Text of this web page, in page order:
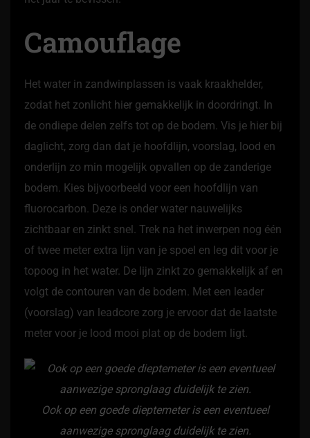
Camouflage
Het water in zandwinplassen is vaak kraakhelder,
zodat het zonlicht hier gemakkelijk in doordringt. In
de ondiepe delen zelfs tot op de bodem. Vis je hier bij
daglicht, zorg dan dat je hoofdlijn, voorslag, lood en
onderlijn zo min mogelijk opvallen op de zanderige
bodem. Kies bijvoorbeeld voor een hoofdlijn van
fluorocarbon. Deze is onder water nauwelijks
zichtbaar en zinkt snel. Trek na het inwerpen nog één
of twee meter extra lijn van je spoel en leg dit voor je
topoog in het water. De lijn zinkt zo gemakkelijk af en
volgt de contouren van de bodem. Met een leader
(voorslag) van leadcore zorg je ervoor dat de laatste
meter voor je lood mooi plat op de bodem ligt.
Ook op een goede dieptemeter is een eventueel
aanwezige spronglaag duidelijk te zien.